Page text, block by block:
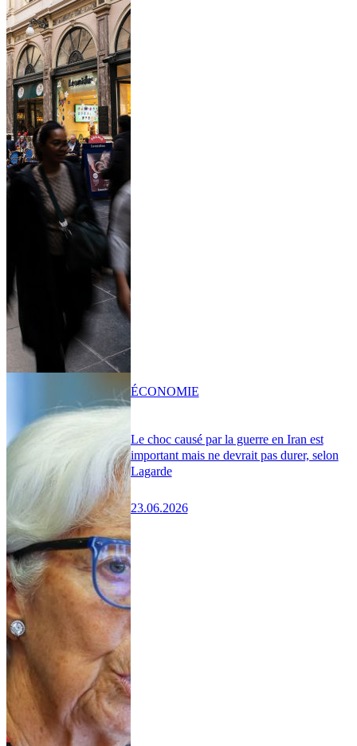
Le choc causé par la guerre en Iran est
important mais ne devrait pas durer, selon
Lagarde
23.06.2026
ÉCONOMIE